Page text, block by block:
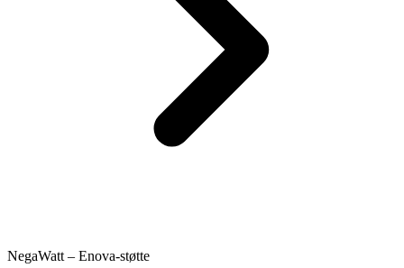
NegaWatt – Enova-støtte